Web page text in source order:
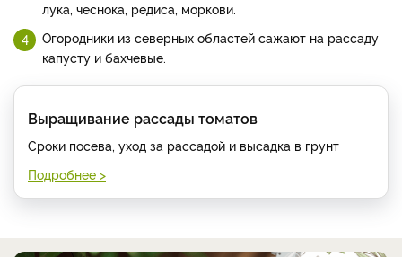
лука, чеснока, редиса, моркови.
Огородники из северных областей сажают на рассаду
капусту и бахчевые.
Выращивание рассады томатов
Cроки посева, уход за рассадой и высадка в грунт
Подробнее >